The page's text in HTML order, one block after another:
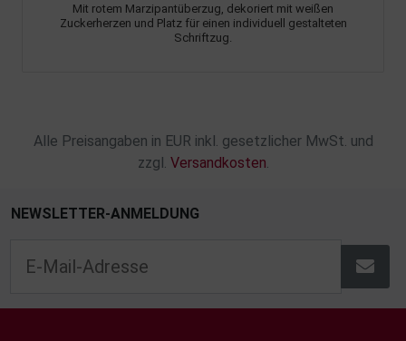
Mit rotem Marzipantüberzug, dekoriert mit weißen
Zuckerherzen und Platz für einen individuell gestalteten
Schriftzug.
Alle Preisangaben in EUR inkl. gesetzlicher MwSt. und
zzgl. Versandkosten
NEWSLETTER-ANMELDUNG